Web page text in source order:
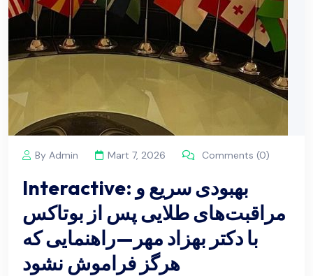
By Admin Mart 7, 2026 Comments (0)
Interactive: بهبودی سریع و
مراقبت‌های طلایی پس از بوتاکس
با دکتر بهزاد مهر—راهنمایی که
هرگز فراموش نشود